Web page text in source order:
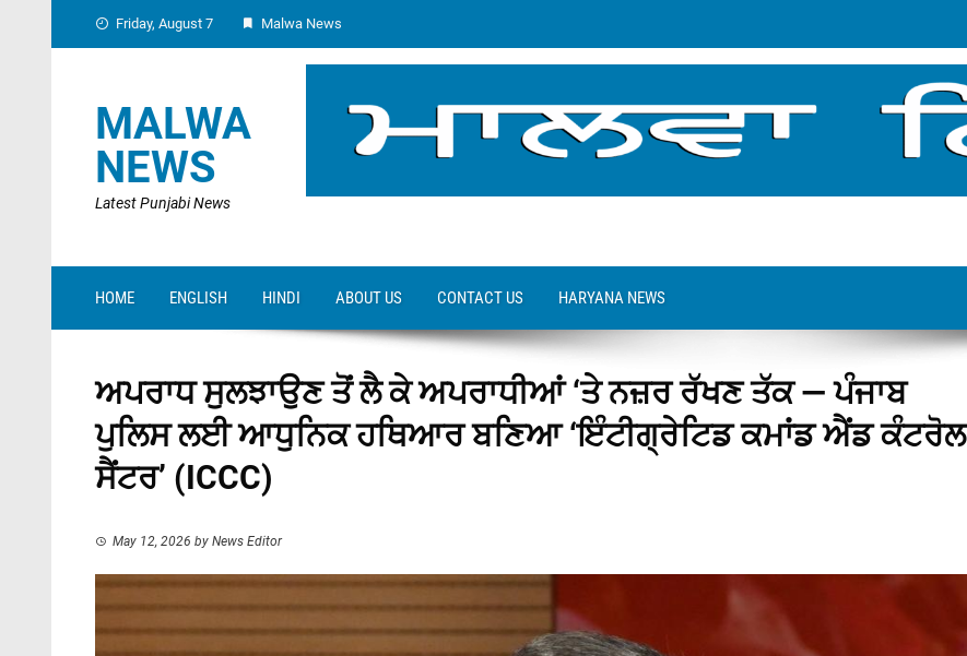
Friday, August 7 Malwa News
MALWA
NEWS
Latest Punjabi News
HOME ENGLISH HINDI ABOUT US CONTACT US HARYANA NEWS
ਅਪਰਾਧ ਸੁਲਝਾਉਣ ਤੋਂ ਲੈ ਕੇ ਅਪਰਾਧੀਆਂ ‘ਤੇ ਨਜ਼ਰ ਰੱਖਣ ਤੱਕ — ਪੰਜਾਬ
ਪੁਲਿਸ ਲਈ ਆਧੁਨਿਕ ਹਥਿਆਰ ਬਣਿਆ ‘ਇੰਟੀਗ੍ਰੇਟਿਡ ਕਮਾਂਡ ਐਂਡ ਕੰਟਰੋਲ
ਸੈਂਟਰ’ (ICCC)
May 12, 2026 by News Editor